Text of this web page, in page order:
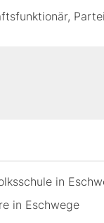
in
in Eschwege